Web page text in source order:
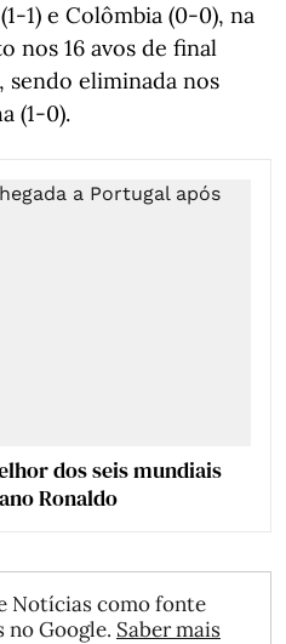
1) e Colômbia (0-0), na
nos 16 avos de final
sendo eliminada nos
(1-0).
dos seis mundiais
Ronaldo
Notícias como fonte
Google. Saber mais